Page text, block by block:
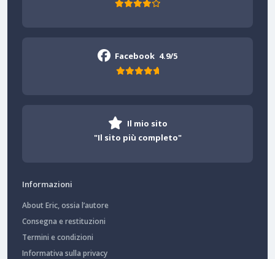
Facebook 4.9/5
Il mio sito
"Il sito più completo"
Informazioni
About Eric, ossia l’autore
Consegna e restituzioni
Termini e condizioni
Informativa sulla privacy